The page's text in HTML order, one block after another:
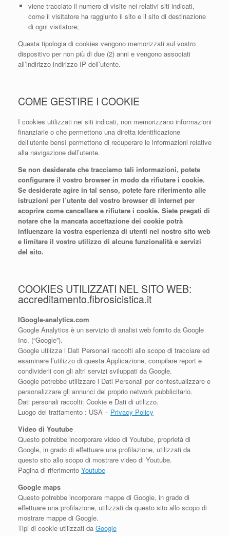
viene tracciato il numero di visite nei relativi siti indicati,
come il visitatore ha raggiunto il sito e il sito di destinazione
di ogni visitatore;
Questa tipologia di cookies vengono memorizzati sul vostro
dispositivo per non più di due (2) anni e vengono associati
all’indirizzo indirizzo IP dell’utente.
COME GESTIRE I COOKIE
I cookies utilizzati nei siti indicati, non memorizzano informazioni
finanziarie o che permettono una diretta identificazione
dell’utente bensì permettono di recuperare le informazioni relative
alla navigazione dell’utente.
Se non desiderate che tracciamo tali informazioni, potete
configurare il vostro browser in modo da rifiutare i cookie.
Se desiderate agire in tal senso, potete fare riferimento alle
istruzioni per l’utente del vostro browser di internet per
scoprire come cancellare e rifiutare i cookie. Siete pregati di
notare che la mancata accettazione dei cookie potrà
influenzare la vostra esperienza di utenti nel nostro sito web
e limitare il vostro utilizzo di alcune funzionalità e servizi
del sito.
COOKIES UTILIZZATI NEL SITO WEB:
accreditamento.fibrosicistica.it
IGoogle-analytics.com
Google Analytics è un servizio di analisi web fornito da Google
Inc. (“Google”).
Google utilizza i Dati Personali raccolti allo scopo di tracciare ed
esaminare l’utilizzo di questa Applicazione, compilare report e
condividerli con gli altri servizi sviluppati da Google.
Google potrebbe utilizzare i Dati Personali per contestualizzare e
personalizzare gli annunci del proprio network pubblicitario.
Dati personali raccolti: Cookie e Dati di utilizzo.
Luogo del trattamento : USA – Privacy Policy
Video di Youtube
Questo potrebbe incorporare video di Youtube, proprietà di
Google, in grado di effettuare una profilazione, utilizzati da
questo sito allo scopo di mostrare video di Youtube.
Pagina di riferimento Youtube
Google maps
Questo potrebbe incorporare mappe di Google, in grado di
effettuare una profilazione, utilizzati da questo sito allo scopo di
mostrare mappe di Google.
Tipi di cookie utilizzati da Google